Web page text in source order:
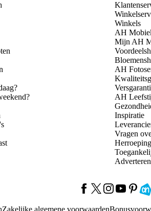
Winkels
AH
Mijn AH
AH
AH
Inspiratie
Vragen
Adverteren